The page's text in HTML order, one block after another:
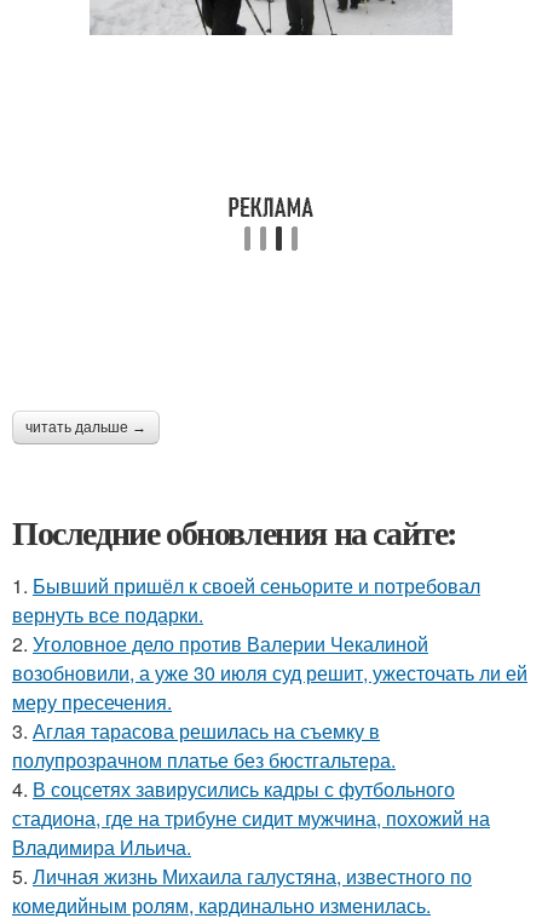
читать дальше →
Последние обновления на сайте:
1. Бывший пришёл к своей сеньорите и потребовал
вернуть все подарки.
2. Уголовное дело против Валерии Чекалиной
возобновили, а уже 30 июля суд решит, ужесточать ли ей
меру пресечения.
3. Аглая тарасова решилась на съемку в
полупрозрачном платье без бюстгальтера.
4. В соцсетях завирусились кадры с футбольного
стадиона, где на трибуне сидит мужчина, похожий на
Владимира Ильича.
5. Личная жизнь Михаила галустяна, известного по
комедийным ролям, кардинально изменилась.